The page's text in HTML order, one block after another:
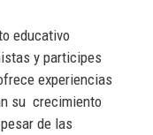
educativo
y participes
experiencias
su crecimiento
de las